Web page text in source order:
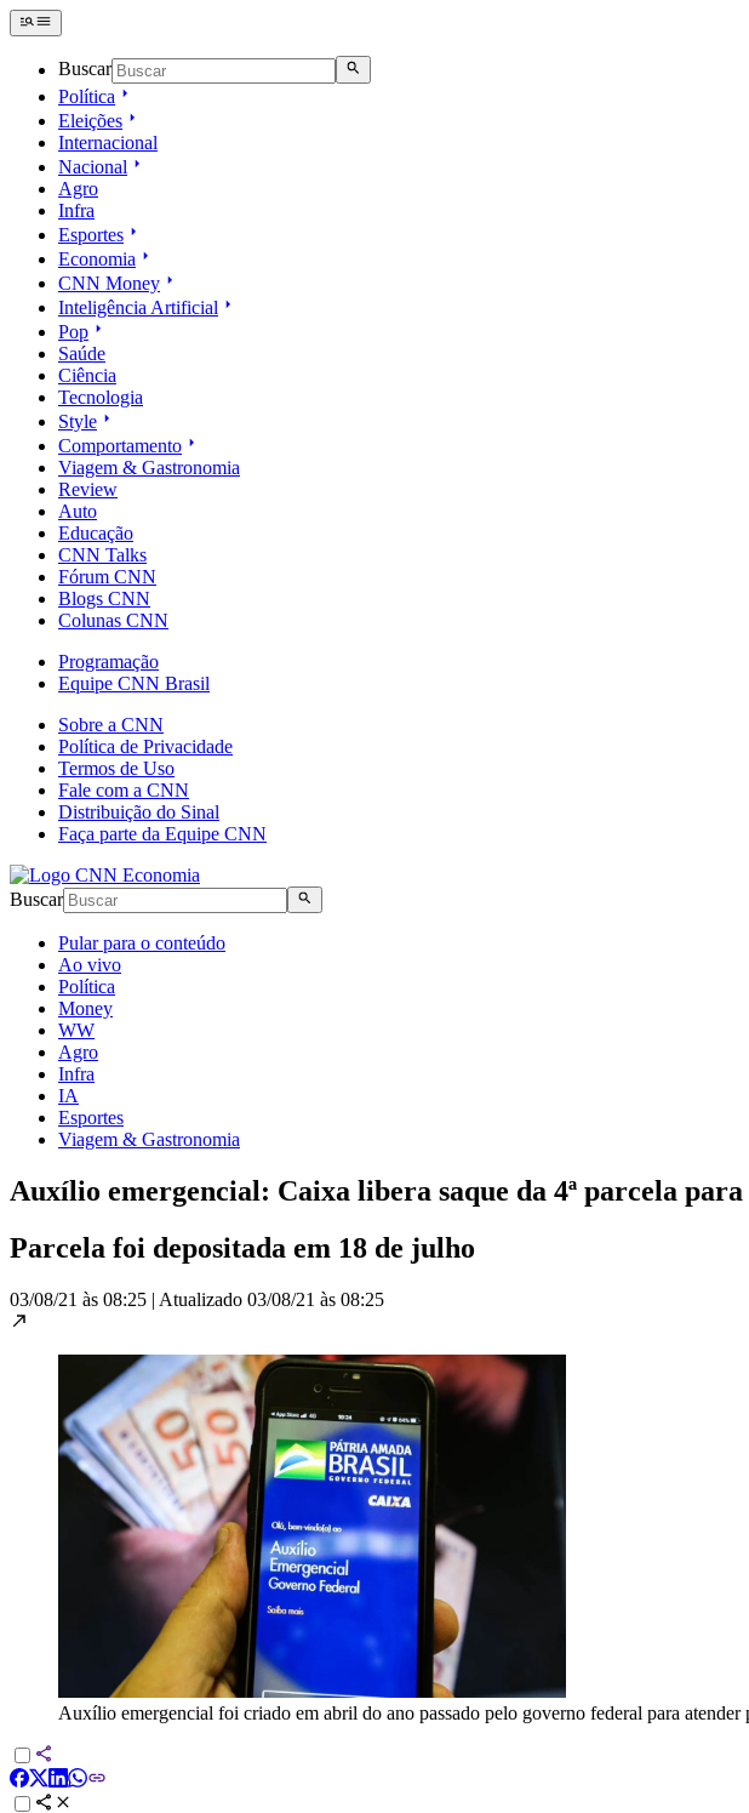
Buscar
Política
Eleições
Internacional
Nacional
Agro
Infra
Esportes
Economia
CNN Money
Inteligência Artificial
Pop
Saúde
Ciência
Tecnologia
Style
Comportamento
Viagem & Gastronomia
Review
Auto
Educação
CNN Talks
Fórum CNN
Blogs CNN
Colunas CNN
Programação
Equipe CNN Brasil
Sobre a CNN
Política de Privacidade
Termos de Uso
Fale com a CNN
Distribuição do Sinal
Faça parte da Equipe CNN
Buscar
Pular para o conteúdo
Ao vivo
Política
Money
WW
Agro
Infra
IA
Esportes
Viagem & Gastronomia
Auxílio emergencial: Caixa libera saque da 4ª parcela
Parcela foi depositada em 18 de julho
03/08/21 às 08:25 | Atualizado 03/08/21 às 08:25
Auxílio emergencial foi criado em abril do ano passado pelo governo federal para atender